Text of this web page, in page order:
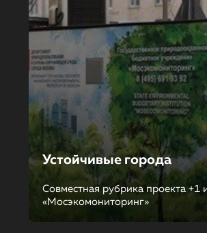
Устойчивые города
Совместная рубрика проекта +1
«Мосэкомониторинг»